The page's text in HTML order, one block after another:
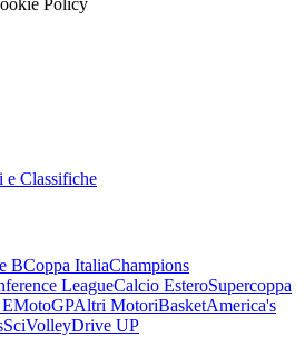
Policy
e Classifiche
BCoppa ItaliaChampions
LeagueCalcio EsteroSupercoppa
MotoGPAltri MotoriBasketAmerica's
SciVolleyDrive UP